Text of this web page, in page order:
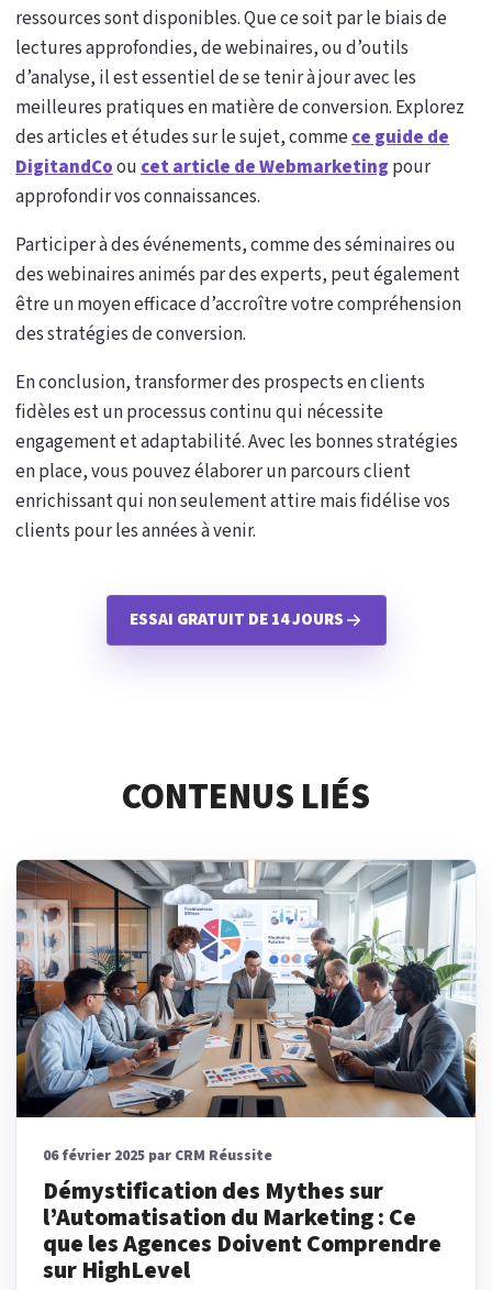
ressources sont disponibles. Que ce soit par le biais de
lectures approfondies, de webinaires, ou d’outils
d’analyse, il est essentiel de se tenir à jour avec les
meilleures pratiques en matière de conversion. Explorez
des articles et études sur le sujet, commece guide de
DigitandCooucet article de Webmarketing pour
approfondir vos connaissances.
Participer à des événements, comme des séminaires ou
des webinaires animés par des experts, peut également
être un moyen efficace d’accroître votre compréhension
des stratégies de conversion.
En conclusion, transformer des prospects en clients
fidèles est un processus continu qui nécessite
engagement et adaptabilité. Avec les bonnes stratégies
en place, vous pouvez élaborer un parcours client
enrichissant qui non seulement attire mais fidélise vos
clients pour les années à venir.
ESSAI GRATUIT DE 14 JOURS
CONTENUS LIÉS
06 février 2025 par CRM Réussite
Démystification des Mythes sur
l’Automatisation du Marketing : Ce
que les Agences Doivent Comprendre
sur HighLevel